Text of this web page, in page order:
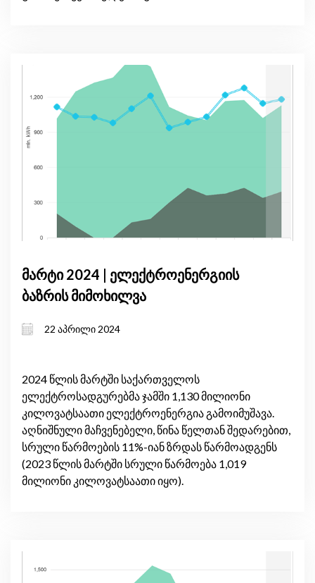
მარტი 2024 | ელექტროენერგიის
ბაზრის მიმოხილვა
22 აპრილი 2024
2024 წლის მარტში საქართველოს
ელექტროსადგურებმა ჯამში 1,130 მილიონი
კილოვატსაათი ელექტროენერგია გამოიმუშავა.
აღნიშნული მაჩვენებელი, წინა წელთან შედარებით,
სრული წარმოების 11%-იან ზრდას წარმოადგენს
(2023 წლის მარტში სრული წარმოება 1,019
მილიონი კილოვატსაათი იყო).